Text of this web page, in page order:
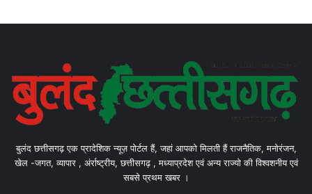
बुलंद छत्तीसगढ़ एक प्रादेशिक न्यूज़ पोर्टल हैं, जहां आपको मिलती हैं राजनैतिक, मनोरंजन,
खेल -जगत, व्यापार , अंर्राष्ट्रीय, छत्तीसगढ़ , मध्याप्रदेश एवं अन्य राज्यो की विश्वशनीय एवं
सबसे प्रथम खबर ।